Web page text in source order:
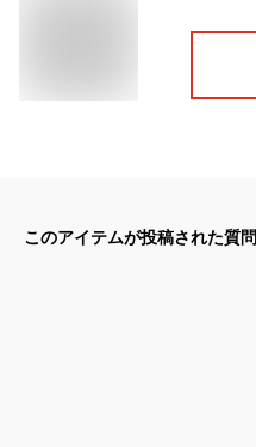
このアイテムが投稿された質問